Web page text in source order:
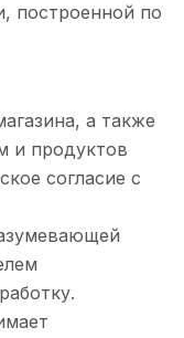
построенной по
а также
и продуктов
согласие с